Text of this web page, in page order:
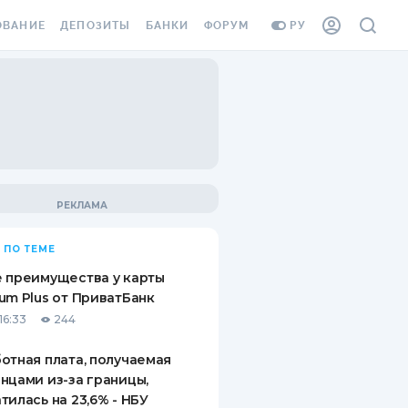
РУ
ВИНЬЕТКА
СОТРУДНИКОВ
ОТ
СЛУЧАЕВ
ДЕПОЗИТЫ
ВОПРОСЫ И ОТВЕТЫ
ПУТЕВОДИТЕЛИ ПО
БАНКИ ФОРУМ
ПО ТЕМЕ
преимущества у карты
Plus от ПриватБанк
244
плата, получаемая
из-за границы,
на 23,6% - НБУ